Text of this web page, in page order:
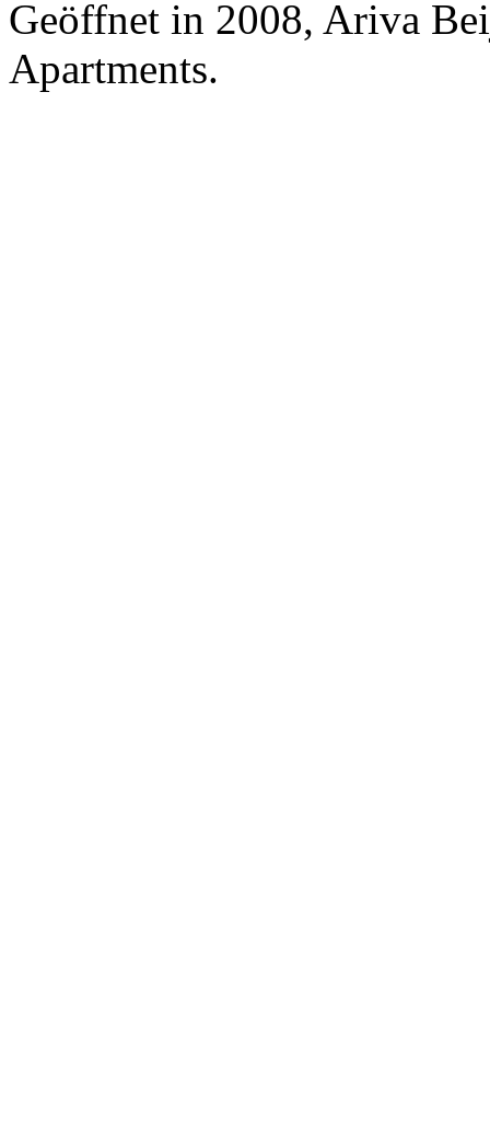
Geöffnet in 2008, Ariva
Apartments.